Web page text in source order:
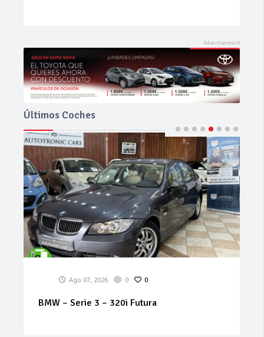
Últimos Coches
Ago 07, 2026 0 0
RENAULT – Koleos – Dynamique 2.0 dCi